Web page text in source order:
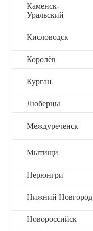
Каменск-
Уральский
Кисловодск
Королёв
Курган
Люберцы
Междуреченск
Мытищи
Нерюнгри
Нижний Новгород
Новороссийск